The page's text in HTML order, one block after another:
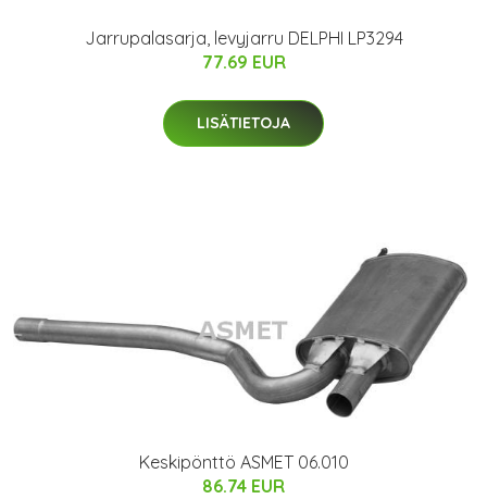
Jarrupalasarja, levyjarru DELPHI LP3294
77.69 EUR
LISÄTIETOJA
Keskipönttö ASMET 06.010
86.74 EUR